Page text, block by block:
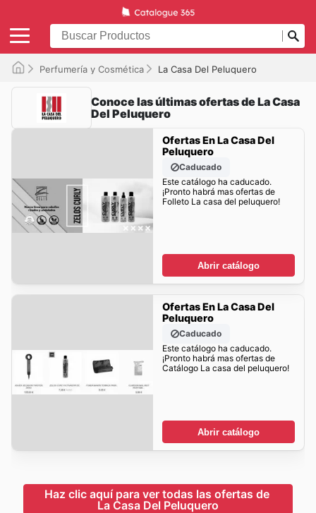
Perfumería y Cosmética La Casa Del Peluquero
Conoce las últimas ofertas de La Casa
Del Peluquero
Ofertas En La Casa Del
Peluquero
Caducado
Este catálogo ha caducado.
¡Pronto habrá mas ofertas de
Folleto La casa del peluquero!
Abrir catálogo
Ofertas En La Casa Del
Peluquero
Caducado
Este catálogo ha caducado.
¡Pronto habrá mas ofertas de
Catálogo La casa del peluquero!
Abrir catálogo
Haz clic aquí para ver todas las ofertas de
La Casa Del Peluquero